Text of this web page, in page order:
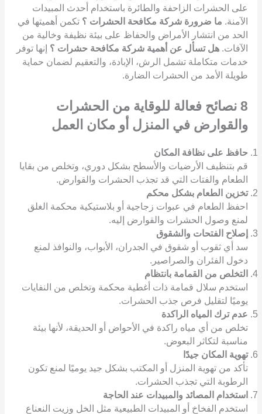
على الحشرات الزاحفة والطائرة باستخدام أحدث المبيدات
الآمنة. ما ضرورة شركة مكافحة الحشرات ؟ تكمن أهميتها في
الحد من انتشار الأمراض والحفاظ على بيئة نظيفة وخالية من
الآفات. هل تسأل عن أهمية شركة مكافحة حشرات ؟ إنها توفر
خدمات متكاملة تشمل الرش، الإبادة، والتعقيم لضمان حماية
طويلة الأمد من الحشرات الضارة.
8 نصائح فعالة للوقاية من الحشرات
والقوارض في المنزل أو مكان العمل
حافظ على نظافة المكان
قم بتنظيف الأرضيات والأسطح بشكل دوري، وتخلص من بقايا
الطعام والفتات التي قد تجذب الحشرات والقوارض.
تخزين الطعام بشكل محكم
احفظ الطعام في عبوات زجاجية أو بلاستيكية محكمة الغلق
لمنع وصول الحشرات والقوارض إليه.
إصلاح الفتحات والشقوق
سد أي ثقوب أو شقوق في الجدران، الأبواب، والنوافذ لمنع
دخول الفئران والصراصير.
التخلص من القمامة بانتظام
استخدم سلال قمامة ذات أغطية محكمة وتخلص من النفايات
يوميًا لتقليل فرص جذب الحشرات.
عدم ترك المياه الراكدة
تخلص من أي مياه راكدة في الأحواض أو الحديقة، لأنها بيئة
مناسبة لتكاثر البعوض.
تهوية المكان جيدًا
تأكد من تهوية المنزل أو المكتب بشكل جيد يوميًا لمنع تكون
الرطوبة التي تجذب الحشرات.
استخدام المصائد والمبيدات عند الحاجة
استخدم الفخاخ أو المبيدات الطبيعية مثل الخل وزيت النعناع